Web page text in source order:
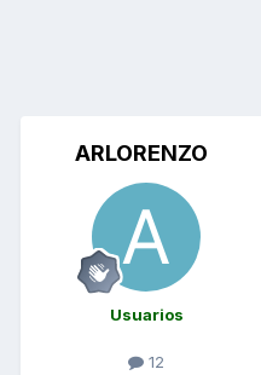
ARLORENZO
Usuarios
12